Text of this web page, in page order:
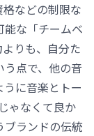
などの制限な
能な「チームベ
りも、自分た
う点で、他の音
に音楽とトー
ゃなくて良か
ブランドの伝統